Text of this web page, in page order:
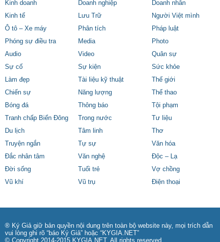
Kinh doanh
Doanh nghiệp
Doanh nhân
Kinh tế
Lưu Trữ
Người Việt mình
Ô tô – Xe máy
Phân tích
Pháp luật
Phóng sự điều tra
Media
Photo
Audio
Video
Quân sự
Sự cố
Sự kiện
Sức khỏe
Làm đẹp
Tài liệu kỹ thuật
Thế giới
Chiến sự
Năng lượng
Thể thao
Bóng đá
Thông báo
Tội phạm
Tranh chấp Biển Đông
Trong nước
Tư liệu
Du lịch
Tâm linh
Thơ
Truyện ngắn
Tự sự
Văn hóa
Đắc nhân tâm
Văn nghệ
Độc – Lạ
Đời sống
Tuổi trẻ
Vợ chồng
Vũ khí
Vũ trụ Điện thoại
® Ký Giả giữ bản quyền nội dung trên toàn bộ website này, mọi trích dẫn
vui lòng ghi rõ “báo Ký Giả” hoặc “KYGIA.NET”
© Copyright 2014-2015 KYGIA.NET, All rights reserved